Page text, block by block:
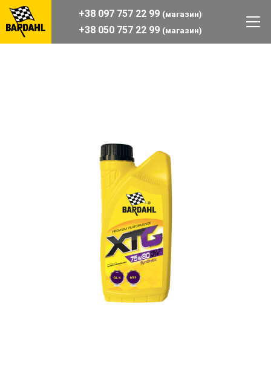
+38 097 757 22 99 (магазин)
+38 050 757 22 99 (магазин)